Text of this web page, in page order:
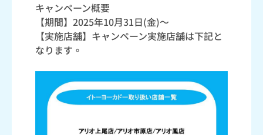
キャンペーン概要
【期間】2025年10月31日(金)～
【実施店舗】キャンペーン実施店舗は下記と
なります。